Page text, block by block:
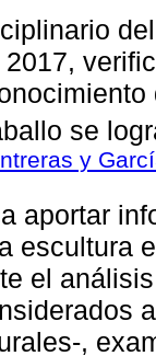
se
y
aportar
escultura
el
,